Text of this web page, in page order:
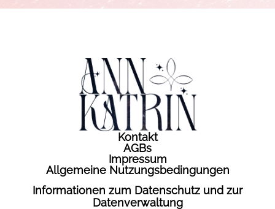
Informationen zum Datenschutz und zur
Datenverwaltung
Kontakt
AGBs
Impressum
Allgemeine Nutzungsbedingungen